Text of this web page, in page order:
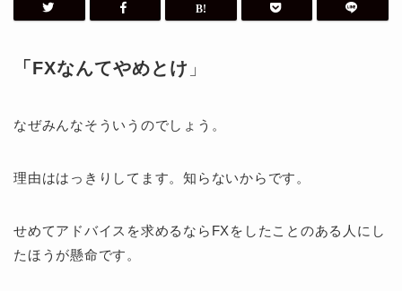
「FXなんてやめとけ 」
なぜみんなそういうのでしょう。
理由ははっきりしてます。知らないからです。
せめてアドバイスを求めるならFXをしたことのある人にし
たほうが懸命です。